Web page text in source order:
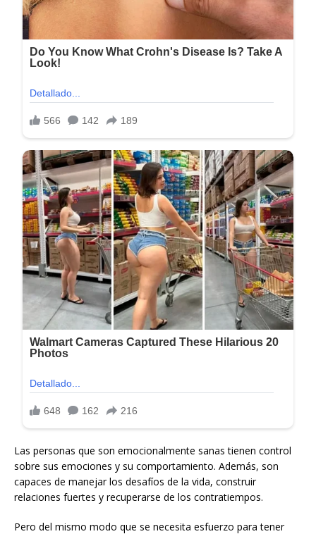
Las personas que son emocionalmente sanas tienen control
sobre sus emociones y su comportamiento. Además, son
capaces de manejar los desafíos de la vida, construir
relaciones fuertes y recuperarse de los contratiempos.
Pero del mismo modo que se necesita esfuerzo para tener